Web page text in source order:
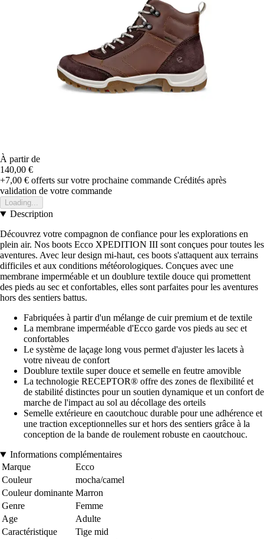
À partir de
140,00 €
+7,00 € offerts sur votre prochaine commande Crédités après
validation de votre commande
Loading...
Description
Découvrez votre compagnon de confiance pour les explorations en
plein air. Nos boots Ecco XPEDITION III sont conçues pour toutes les
aventures. Avec leur design mi-haut, ces boots s'attaquent aux terrains
difficiles et aux conditions météorologiques. Conçues avec une
membrane imperméable et un doublure textile douce qui promettent
des pieds au sec et confortables, elles sont parfaites pour les aventures
hors des sentiers battus.
Fabriquées à partir d'un mélange de cuir premium et de textile
La membrane imperméable d'Ecco garde vos pieds au sec et
confortables
Le système de laçage long vous permet d'ajuster les lacets à
votre niveau de confort
Doublure textile super douce et semelle en feutre amovible
La technologie RECEPTOR® offre des zones de flexibilité et
de stabilité distinctes pour un soutien dynamique et un confort de
marche de l'impact au sol au décollage des orteils
Semelle extérieure en caoutchouc durable pour une adhérence et
une traction exceptionnelles sur et hors des sentiers grâce à la
conception de la bande de roulement robuste en caoutchouc.
Informations complémentaires
Marque
Ecco
Couleur
mocha/camel
Couleur dominante Marron
Genre
Femme
Age
Adulte
Caractéristique
Tige mid